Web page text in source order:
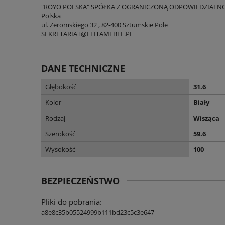
"ROYO POLSKA" SPÓŁKA Z OGRANICZONĄ
Polska
ul. Żeromskiego 32 , 82-400 Sztumskie Pole
SEKRETARIAT@ELITAMEBLE.PL
DANE TECHNICZNE
Głębokość
31.6
Kolor
Biały
Rodzaj
Wisząca
Szerokość
59.6
Wysokość
100
BEZPIECZEŃSTWO
Pliki do pobrania:
a8e8c35b05524999b111bd23c5c3e647